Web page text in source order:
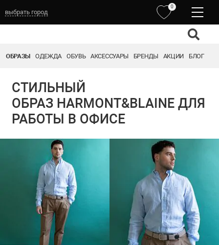
выбрать город
0
ОБРАЗЫ ОДЕЖДА ОБУВЬ АКСЕССУАРЫ БРЕНДЫ АКЦИИ БЛОГ
СТИЛЬНЫЙ
ОБРАЗ HARMONT&BLAINE ДЛЯ
РАБОТЫ В ОФИСЕ